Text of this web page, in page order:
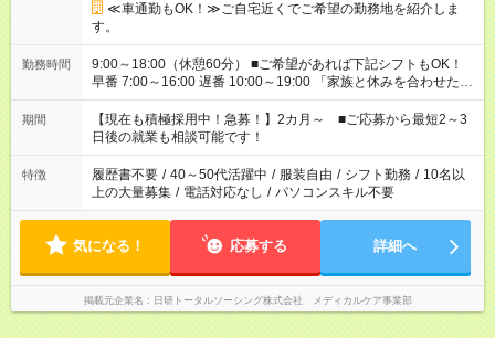
≪車通勤もOK！≫ご自宅近くでご希望の勤務地を紹介しま
す。
勤務時間
9:00～18:00（休憩60分） ■ご希望があれば下記シフトもOK！
早番 7:00～16:00 遅番 10:00～19:00 「家族と休みを合わせた
い」 「余裕を持って夕飯の準備がしたい」 「できれば残業はし
たくない」 など、ご希望を教えてくださいね。 ※Wワーク希望
の方へ 今ご覧のお仕事で希望する勤務時間と、もう1つのお仕事
の勤務時間。 合計で週40時間を超える場合は応募できません。
期間
【現在も積極採用中！急募！】2カ月～ ■ご応募から最短2～3
日後の就業も相談可能です！
特徴 履歴書不要 / 40～50代活躍中 / 服装自由 / シフト勤務 / 10名以
上の大量募集 / 電話対応なし / パソコンスキル不要
気になる！ 応募する 詳細へ
掲載元企業名 日研トータルソーシング株式会社 メディカルケア事業部